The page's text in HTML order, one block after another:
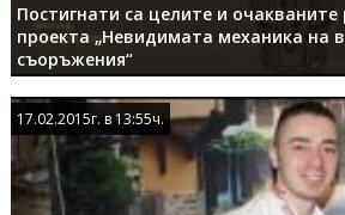
Постигнати са целите и очакваните
проекта „Невидимата механика на
съоръжения“
17.02.2015г. в 13:55ч.
17.02.2015г. в 13:55ч.